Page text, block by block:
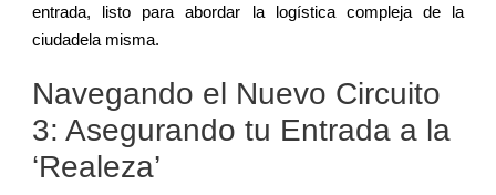
entrada, listo para abordar la logística compleja de la
ciudadela misma.
Navegando el Nuevo Circuito
3: Asegurando tu Entrada a la
‘Realeza’